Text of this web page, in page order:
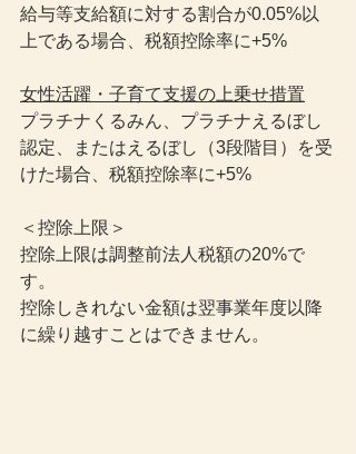
給与等支給額に対する割合が0.05%以
上である場合、税額控除率に+5%
女性活躍・子育て支援の上乗せ措置
プラチナくるみん、プラチナえるぼし
認定、またはえるぼし（3段階目）を受
けた場合、税額控除率に+5%
＜控除上限＞
控除上限は調整前法人税額の20%で
す。
控除しきれない金額は翌事業年度以降
に繰り越すことはできません。